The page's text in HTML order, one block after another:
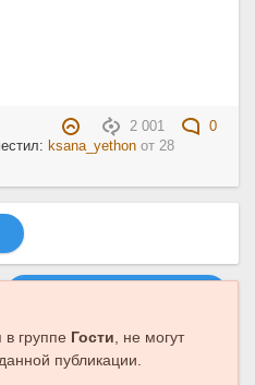
2 001
0
ksana_yethon от28
группе Гости, не могут
публикации.